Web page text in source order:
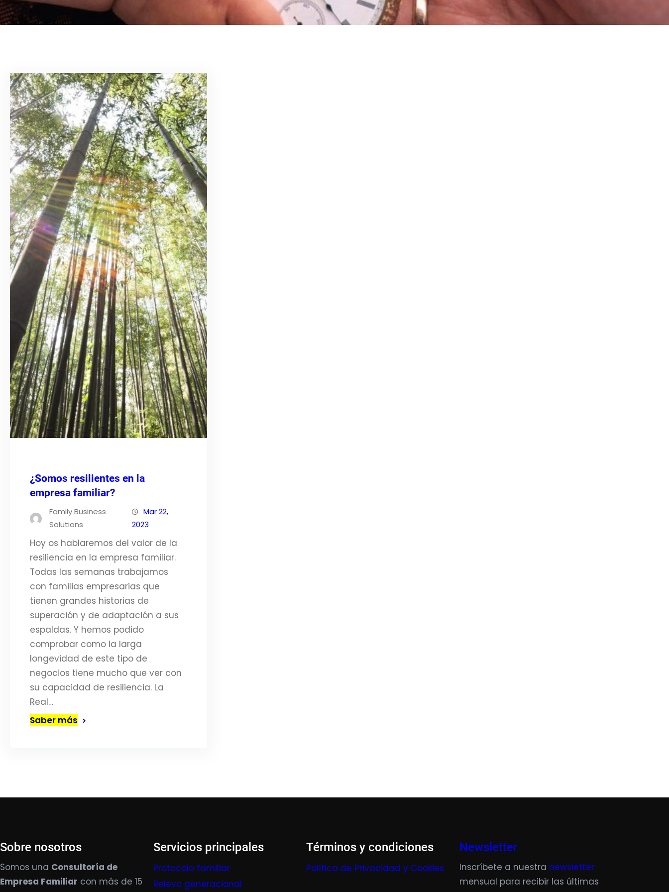
¿Somos resilientes en la
empresa familiar?
Family Business
Solutions
Mar 22,
2023
Hoy os hablaremos del valor de la
resiliencia en la empresa familiar.
Todas las semanas trabajamos
con familias empresarias que
tienen grandes historias de
superación y de adaptación a sus
espaldas. Y hemos podido
comprobar como la larga
longevidad de este tipo de
negocios tiene mucho que ver con
su capacidad de resiliencia. La
Real…
Saber más
Sobre nosotros
Somos una Consultoría de
Empresa Familiar con más de 15
Servicios principales
Protocolo familiar
Relevo generacional
Términos y condiciones
Política de Privacidad y Cookies
Newsletter
Inscríbete a nuestra newsletter
mensual para recibir las últimas